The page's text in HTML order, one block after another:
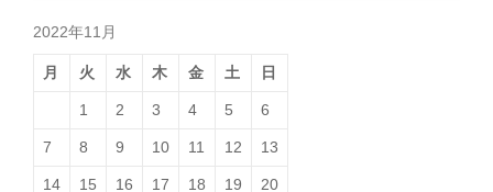
2022年11月
月 火 水 木 金 土 日
1 2 3 4 5 6
7 8 9 10 11 12 13
14 15 16 17 18 19 20